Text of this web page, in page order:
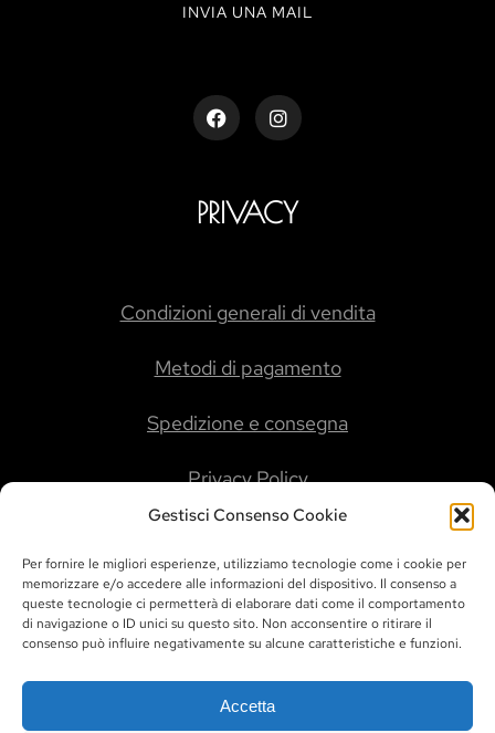
Gestisci Consenso Cookie
Per fornire le migliori esperienze, utilizziamo tecnologie come i cookie per
memorizzare e/o accedere alle informazioni del dispositivo. Il consenso a
queste tecnologie ci permetterà di elaborare dati come il comportamento
di navigazione o ID unici su questo sito. Non acconsentire o ritirare il
consenso può influire negativamente su alcune caratteristiche e funzioni.
Accetta
INVIA UNA MAIL
PRIVACY
Condizioni generali di vendita
Metodi di pagamento
Spedizione e consegna
Privacy Policy